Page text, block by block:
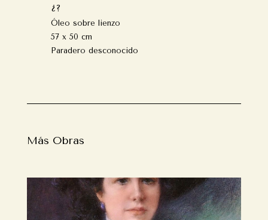
¿?
Óleo sobre lienzo
57 x 50 cm
Paradero desconocido
Más Obras